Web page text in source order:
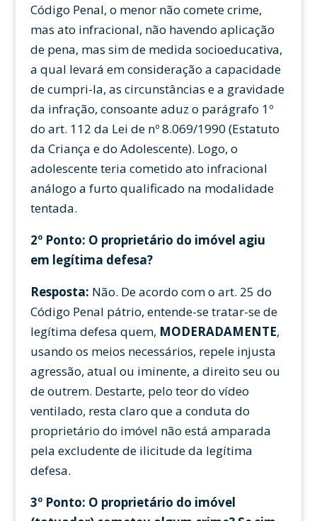
Código Penal, o menor não comete crime,
mas ato infracional, não havendo aplicação
de pena, mas sim de medida socioeducativa,
a qual levará em consideração a capacidade
de cumpri-la, as circunstâncias e a gravidade
da infração, consoante aduz o parágrafo 1º
do art. 112 da Lei de nº 8.069/1990 (Estatuto
da Criança e do Adolescente). Logo, o
adolescente teria cometido ato infracional
análogo a furto qualificado na modalidade
tentada.
2º Ponto: O proprietário do imóvel agiu
em legítima defesa?
Resposta: Não. De acordo com o art. 25 do
Código Penal pátrio, entende-se tratar-se de
legítima defesa quem, MODERADAMENTE,
usando os meios necessários, repele injusta
agressão, atual ou iminente, a direito seu ou
de outrem. Destarte, pelo teor do vídeo
ventilado, resta claro que a conduta do
proprietário do imóvel não está amparada
pela excludente de ilicitude da legítima
defesa.
3º Ponto: O proprietário do imóvel